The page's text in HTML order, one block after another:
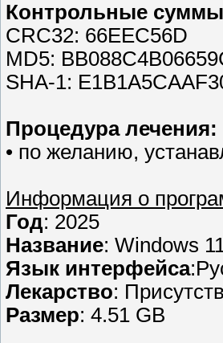
Контрольные
CRC32: 66EEC56D
MD5:
SHA-1:
Процедура лечения:
• по желанию,
Информация о
Год: 2025
Название: Windows
Язык интерфейса
Лекарство:
Размер: 4.51 GB